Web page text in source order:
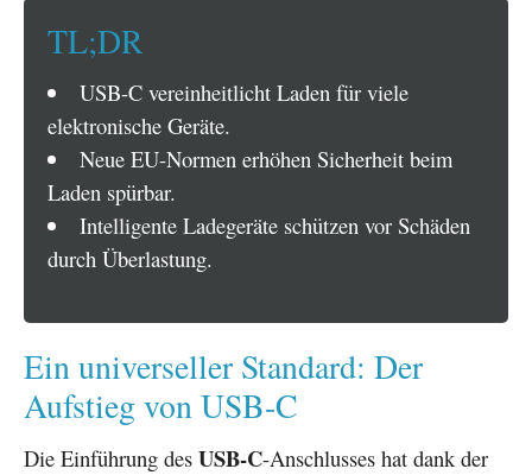
TL;DR
USB-C vereinheitlicht Laden für viele
elektronische Geräte.
Neue EU-Normen erhöhen Sicherheit beim
Laden spürbar.
Intelligente Ladegeräte schützen vor Schäden
durch Überlastung.
Ein universeller Standard: Der
Aufstieg von USB-C
Die Einführung des USB-C-Anschlusses hat dank der